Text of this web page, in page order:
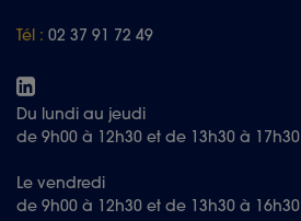
Tél : 02 37 91 72 49
Du lundi au jeudi
de 9h00 à 12h30 et de 13h30 à 17h30
Le vendredi
de 9h00 à 12h30 et de 13h30 à 16h30